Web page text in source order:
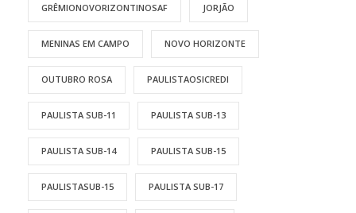
GRÊMIONOVORIZONTINOSAF JORJÃO
MENINAS EM CAMPO NOVO HORIZONTE
OUTUBRO ROSA PAULISTAOSICREDI
PAULISTA SUB-11 PAULISTA SUB-13
PAULISTA SUB-14 PAULISTA SUB-15
PAULISTASUB-15 PAULISTA SUB-17